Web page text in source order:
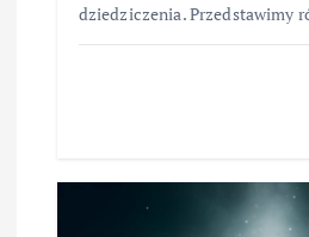
dziedziczenia. Przedstawimy